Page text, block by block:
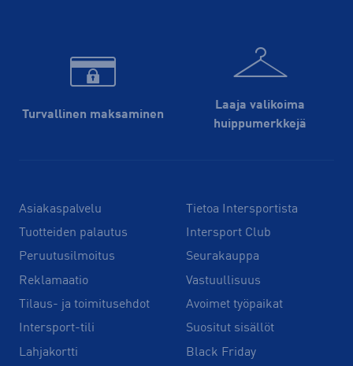
Turvallinen maksaminen
Laaja valikoima
huippu­merkkejä
Asiakaspalvelu
Tuotteiden palautus
Peruutusilmoitus
Reklamaatio
Tilaus- ja toimitusehdot
Intersport-tili
Lahjakortti
Tietoa Intersportista
Intersport Club
Seurakauppa
Vastuullisuus
Avoimet työpaikat
Suositut sisällöt
Black Friday